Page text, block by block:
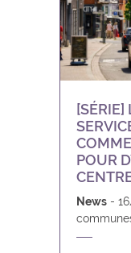
Gesves
Hamois
[SÉRIE]
POUR
News